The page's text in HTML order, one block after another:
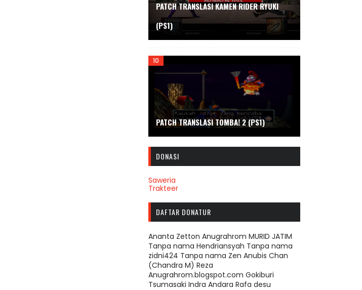
PATCH TRANSLASI KAMEN RIDER RYUKI
(PS1)
PATCH TRANSLASI TOMBA! 2 (PS1)
DONASI
Saweria
Trakteer
DAFTAR DONATUR
Ananta Zetton Anugrahrom MURID JATIM
Tanpa nama Hendriansyah Tanpa nama
zidni424 Tanpa nama Zen Anubis Chan
(Chandra M) Reza
Anugrahrom.blogspot.com Gokiburi
Tsumasaki Indra Andara Rafa desu